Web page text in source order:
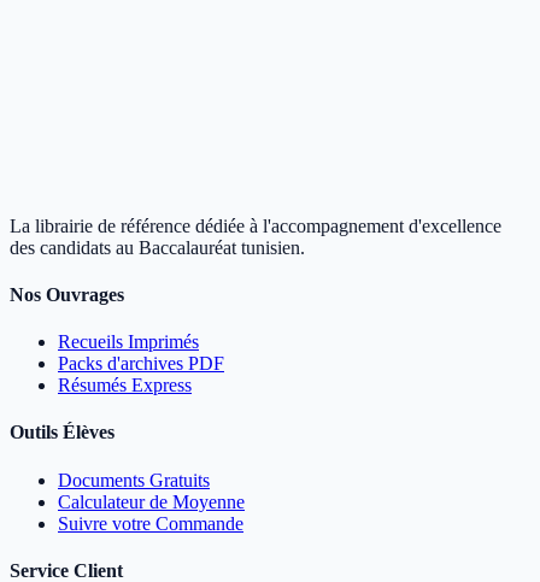
La librairie de référence dédiée à l'accompagnement d'excellence
des candidats au Baccalauréat tunisien.
Nos Ouvrages
Recueils Imprimés
Packs d'archives PDF
Résumés Express
Outils Élèves
Documents Gratuits
Calculateur de Moyenne
Suivre votre Commande
Service Client